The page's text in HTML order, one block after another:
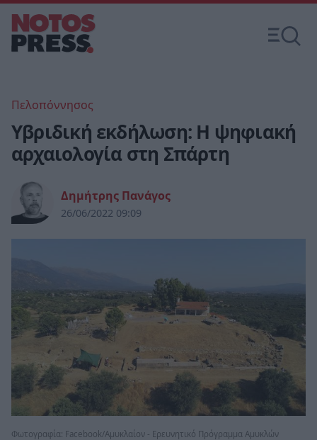
Πελοπόννησος
Υβριδική εκδήλωση: Η ψηφιακή
αρχαιολογία στη Σπάρτη
Δημήτρης Πανάγος
26/06/2022 09:09
Φωτογραφία: Facebook/Αμυκλαίον - Ερευνητικό Πρόγραμμα Αμυκλών